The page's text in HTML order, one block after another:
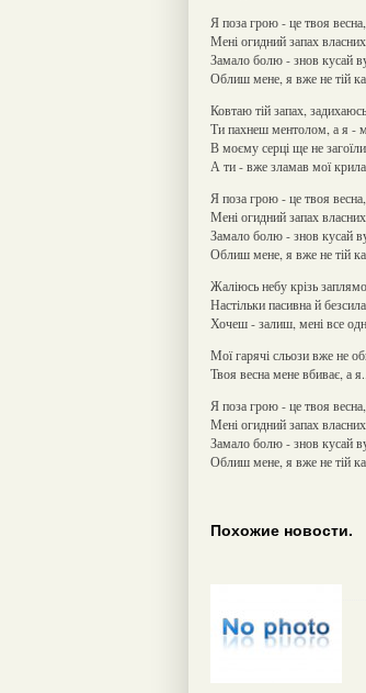
Я поза грою - це твоя весна,
Мені огидний запах власних
Замало болю - знов кусай
Облиш мене, я вже не тій
Ковтаю тій запах,
Ти пахнеш ментолом, а я -
В моєму серці ще не
А ти - вже зламав мої
Я поза грою - це твоя весна,
Мені огидний запах власних
Замало болю - знов кусай
Облиш мене, я вже не тій
Жаліюсь небу крізь
Настільки пасивна й
Хочеш - залиш, мені все
Мої гарячі сльози вже не
Твоя весна мене вбиває, а
Я поза грою - це твоя весна,
Мені огидний запах власних
Замало болю - знов кусай
Облиш мене, я вже не тій
Похожие новости.